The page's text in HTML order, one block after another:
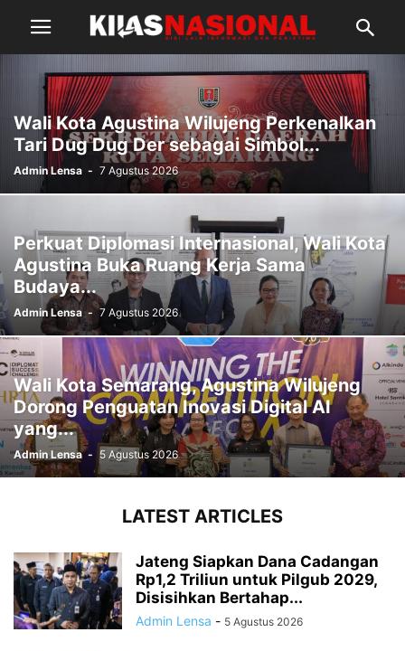
Wali Kota Agustina Wilujeng Perkenalkan
Tari Dug Dug Der sebagai Simbol...
Admin Lensa - 7 Agustus 2026
Perkuat Diplomasi Internasional, Wali Kota
Agustina Buka Ruang Kerja Sama
Budaya...
Admin Lensa - 7 Agustus 2026
Wali Kota Semarang, Agustina Wilujeng
Dorong Penguatan Inovasi Digital AI
yang...
Admin Lensa - 5 Agustus 2026
LATEST ARTICLES
Jateng Siapkan Dana Cadangan
Rp1,2 Triliun untuk Pilgub 2029,
Disisihkan Bertahap...
Admin Lensa - 5 Agustus 2026